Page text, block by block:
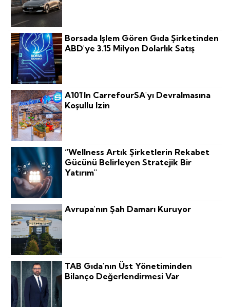
Borsada Işlem Gören Gıda Şirketinden
ABD'ye 3.15 Milyon Dolarlık Satış
A101'in CarrefourSA'yı Devralmasına
Koşullu Izin
“Wellness Artık Şirketlerin Rekabet
Gücünü Belirleyen Stratejik Bir
Yatırım"
Avrupa'nın Şah Damarı Kuruyor
TAB Gıda'nın Üst Yönetiminden
Bilanço Değerlendirmesi Var